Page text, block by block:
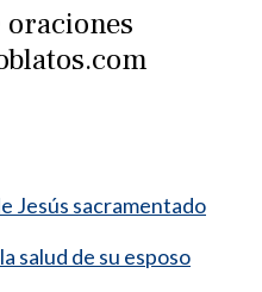
oraciones
Jesús sacramentado
salud de su esposo